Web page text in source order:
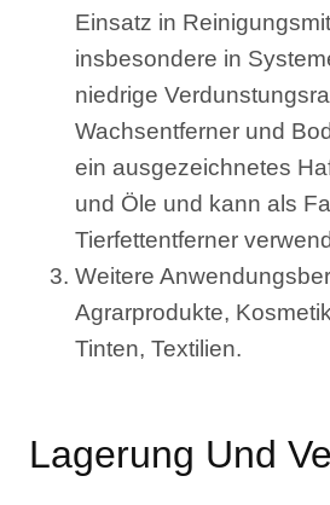
Einsatz in
insbesondere in
niedrige
Wachsentferner und
ein ausgezeichnetes
und Öle und kann als
Tierfettentferner
Weitere
Agrarprodukte,
Tinten, Textilien.
Lagerung Und